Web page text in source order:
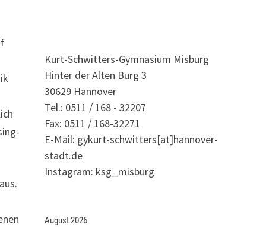
Kurt-Schwitters-Gymnasium Misburg
Hinter der Alten Burg 3
30629 Hannover
Tel.: 0511 / 168 - 32207
Fax: 0511 / 168-32271
E-Mail: gykurt-schwitters[at]hannover-
stadt.de
Instagram: ksg_misburg
August 2026